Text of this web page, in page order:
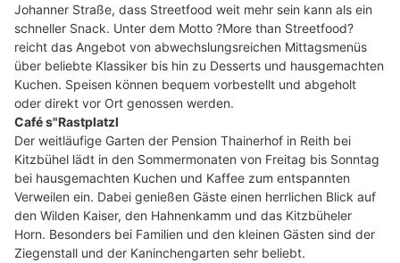
Johanner Straße, dass Streetfood weit mehr sein kann als ein
schneller Snack. Unter dem Motto ?More than Streetfood?
reicht das Angebot von abwechslungsreichen Mittagsmenüs
über beliebte Klassiker bis hin zu Desserts und hausgemachten
Kuchen. Speisen können bequem vorbestellt und abgeholt
oder direkt vor Ort genossen werden.
Café s"Rastplatzl
Der weitläufige Garten der Pension Thainerhof in Reith bei
Kitzbühel lädt in den Sommermonaten von Freitag bis Sonntag
bei hausgemachten Kuchen und Kaffee zum entspannten
Verweilen ein. Dabei genießen Gäste einen herrlichen Blick auf
den Wilden Kaiser, den Hahnenkamm und das Kitzbüheler
Horn. Besonders bei Familien und den kleinen Gästen sind der
Ziegenstall und der Kaninchengarten sehr beliebt.